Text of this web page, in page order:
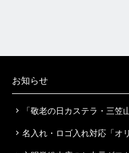
お知らせ
「敬老の日カステラ・三笠
名入れ・ロゴ入れ対応「オ